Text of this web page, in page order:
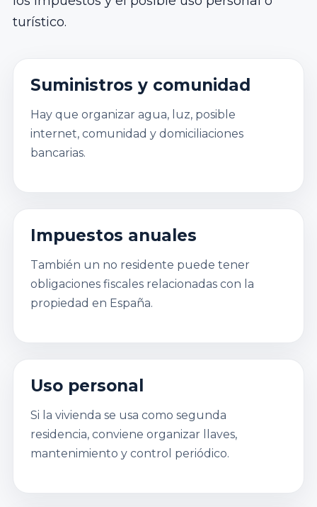
turístico.
Suministros y comunidad
Hay que organizar agua, luz, posible
internet, comunidad y domiciliaciones
bancarias.
Impuestos anuales
También un no residente puede tener
obligaciones fiscales relacionadas con la
propiedad en España.
Uso personal
Si la vivienda se usa como segunda
residencia, conviene organizar llaves,
mantenimiento y control periódico.